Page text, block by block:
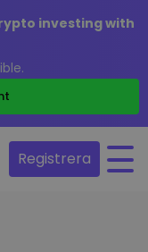
investing with
Registrera